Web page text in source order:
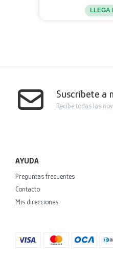
LLEGA
Suscríbete a
Recibe todas las
AYUDA
Preguntas frecuentes
Contacto
Mis direcciones